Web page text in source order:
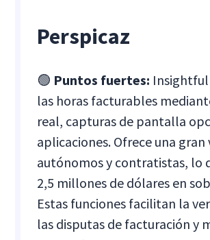
Perspicaz
🟢 Puntos fuertes: Insightful
las horas facturables
real, capturas de pantalla
aplicaciones. Ofrece una
autónomos y contratistas, lo
2,5 millones de dólares en
Estas funciones facilitan la
las disputas de facturación y